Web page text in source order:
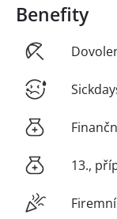
Benefity
13.,